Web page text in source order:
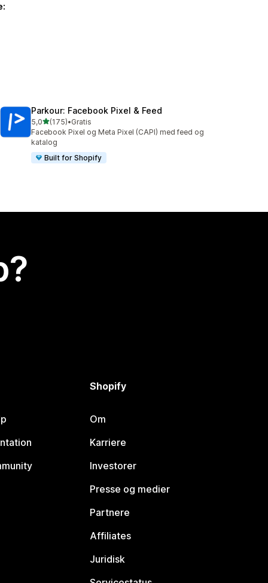
Parkour: Facebook Pixel & Feed
5,0ud af 5 stjerner
(175)
175 anmeldelser i alt
•Gratis
Facebook Pixel og Meta Pixel (CAPI) med feed og
katalog
Built for Shopify
Shopify
Om
Karriere
Investorer
Presse og medier
Partnere
Affiliates
Juridisk